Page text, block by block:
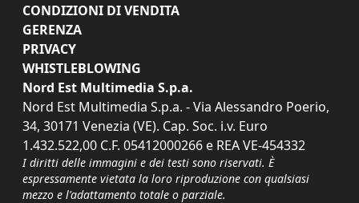
CONDIZIONI DI VENDITA
GERENZA
PRIVACY
WHISTLEBLOWING
Nord Est Multimedia S.p.a.
Nord Est Multimedia S.p.a. - Via Alessandro Poerio,
34, 30171 Venezia (VE). Cap. Soc. i.v. Euro
1.432.522,00 C.F. 05412000266 e REA VE-454332
I diritti delle immagini e dei testi sono riservati. È
espressamente vietata la loro riproduzione con qualsiasi
mezzo e l'adattamento totale o parziale.